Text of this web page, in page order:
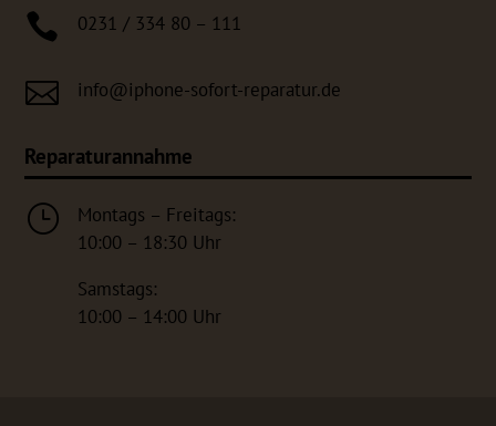
 0231 / 334 80 – 111
 info@iphone-sofort-reparatur.de
Reparaturannahme
}
Montags – Freitags:
10:00 – 18:30 Uhr
Samstags:
10:00 – 14:00 Uhr